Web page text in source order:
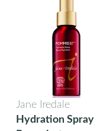
Jane Iredale
Hydration Spray